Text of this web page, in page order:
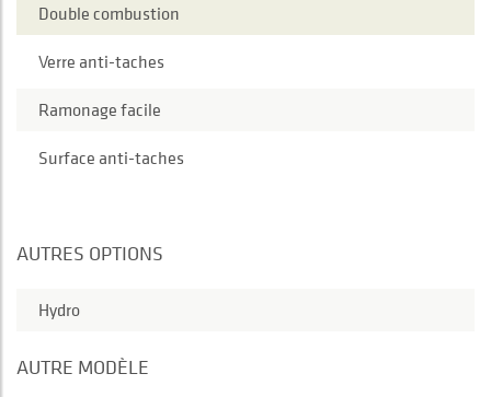
Double combustion
Verre anti-taches
Ramonage facile
Surface anti-taches
AUTRES OPTIONS
Hydro
AUTRE MODÈLE